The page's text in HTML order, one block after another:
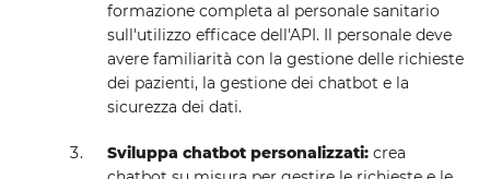
formazione completa al personale sanitario
sull'utilizzo efficace dell'API. Il personale deve
avere familiarità con la gestione delle richieste
dei pazienti, la gestione dei chatbot e la
sicurezza dei dati.
Sviluppa chatbot personalizzati: crea